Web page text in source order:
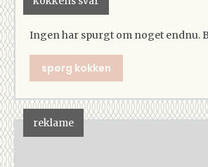
Ingen har spurgt om noget endnu.
spørg kokken
reklame